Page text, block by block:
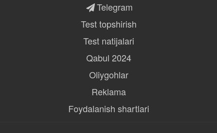
Telegram
Test topshirish
Test natijalari
Qabul 2024
Oliygohlar
Reklama
Foydalanish shartlari